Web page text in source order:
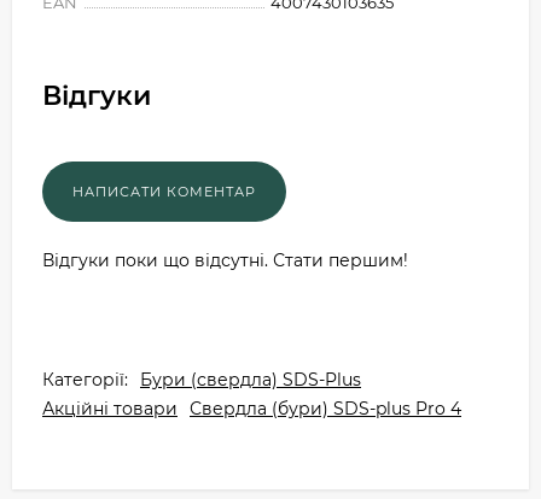
Відгуки
Відгуки поки що відсутні. Стати першим!
Категорії:
Бури (свердла) SDS-Plus
Акційні товари
Свердла (бури) SDS-plus Pro 4